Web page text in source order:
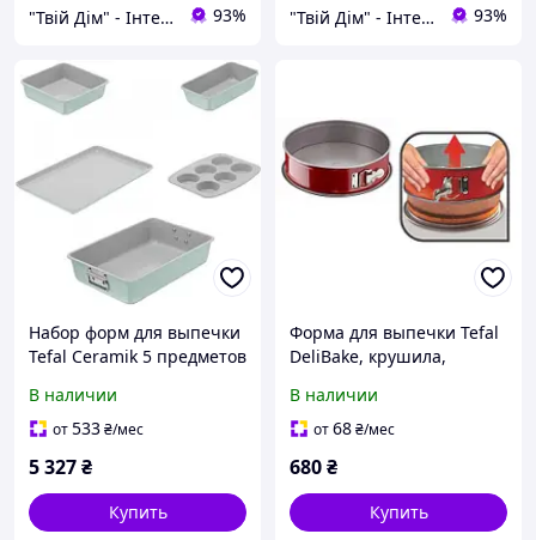
"Твій Дім" - Інтернет-гіпермаркет 93% "Твій Дім" - Інтернет-гіпермаркет 93%
Набор форм для выпечки
Tefal Ceramik 5 предметов
В наличии
от533₴/мес
5 327₴
Купить
Форма для выпечки Tefal
DeliBake, крушила,
245x245x80мм,
углеродистая сталь,
В наличии
от68₴/мес
680₴
Купить